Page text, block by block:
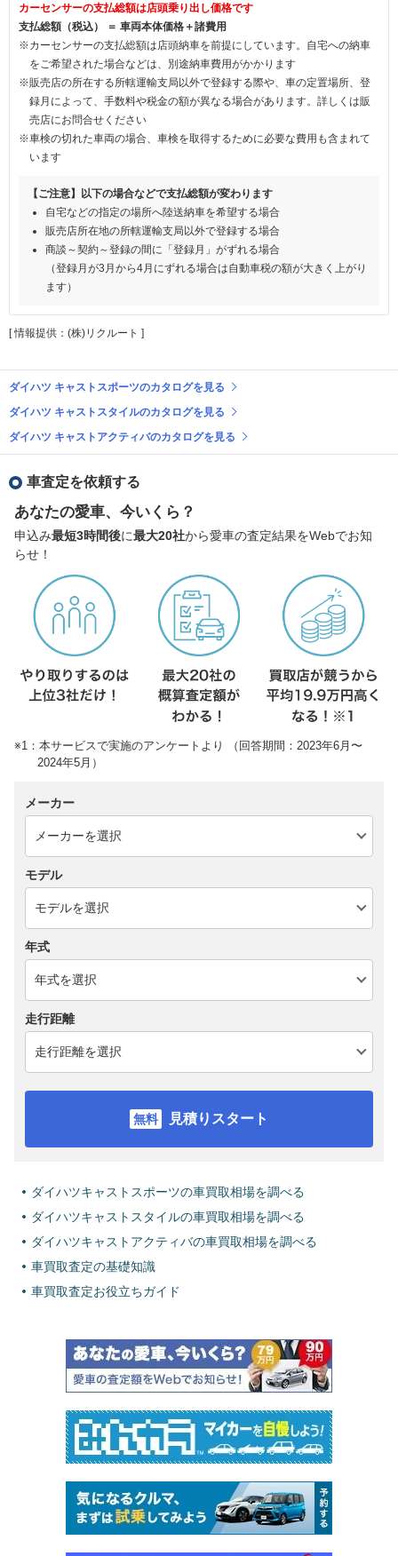
カーセンサーの支払総額は店頭乗り出し価格です
支払総額（税込） ＝ 車両本体価格＋諸費用
※カーセンサーの支払総額は店頭納車を前提にしています。自宅への納車
をご希望された場合などは、別途納車費用がかかります
※販売店の所在する所轄運輸支局以外で登録する際や、車の定置場所、登
録月によって、手数料や税金の額が異なる場合があります。詳しくは販
売店にお問合せください
※車検の切れた車両の場合、車検を取得するために必要な費用も含まれて
います
【ご注意】以下の場合などで支払総額が変わります
自宅などの指定の場所へ陸送納車を希望する場合
販売店所在地の所轄運輸支局以外で登録する場合
商談～契約～登録の間に「登録月」がずれる場合
（登録月が3月から4月にずれる場合は自動車税の額が大きく上がり
ます）
[ 情報提供：(株)リクルート ]
ダイハツ キャストスポーツのカタログを見る
ダイハツ キャストスタイルのカタログを見る
ダイハツ キャストアクティバのカタログを見る
車査定を依頼する
あなたの愛車、今いくら？
申込み最短3時間後に最大20社から愛車の査定結果をWebでお知
らせ！
※1：本サービスで実施のアンケートより （回答期間：2023年6月〜
2024年5月）
メーカー
モデル
年式
走行距離
見積りスタート
ダイハツキャストスポーツの車買取相場を調べる
ダイハツキャストスタイルの車買取相場を調べる
ダイハツキャストアクティバの車買取相場を調べる
車買取査定の基礎知識
車買取査定お役立ちガイド